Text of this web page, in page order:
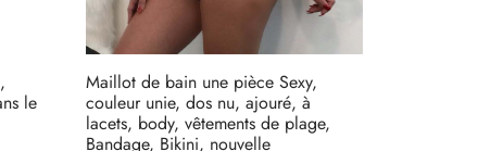
le
Maillot de bain une pièce Sexy,
couleur unie, dos nu, ajouré, à
lacets, body, vêtements de plage,
Bandage, Bikini, nouvelle